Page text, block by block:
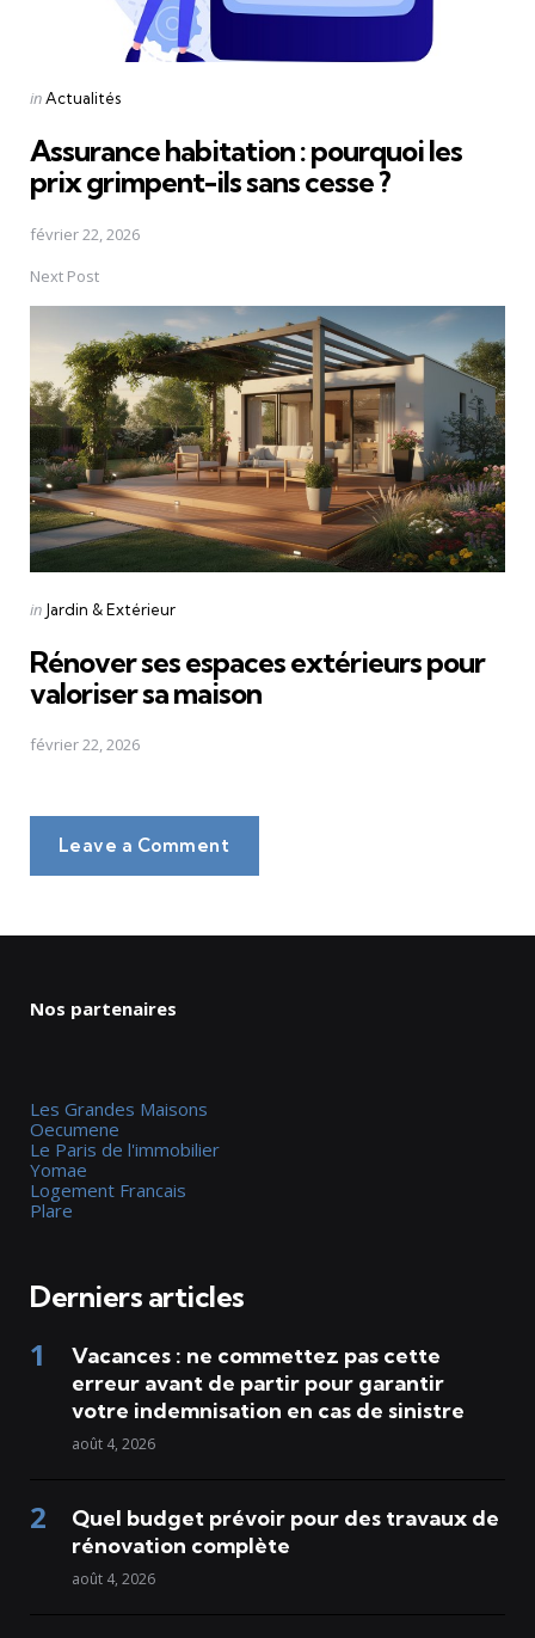
Posted
inActualités
Assurance habitation : pourquoi les
prix grimpent-ils sans cesse ?
février 22, 2026
Next Post
Posted
in Jardin & Extérieur
Rénover ses espaces extérieurs pour
valoriser sa maison
février 22, 2026
Leave a Comment
Nos partenaires
Les Grandes Maisons
Oecumene
Le Paris de l'immobilier
Yomae
Logement Francais
Plare
Derniers articles
Vacances : ne commettez pas cette
erreur avant de partir pour garantir
votre indemnisation en cas de sinistre
août 4, 2026
Quel budget prévoir pour des travaux de
rénovation complète
août 4, 2026